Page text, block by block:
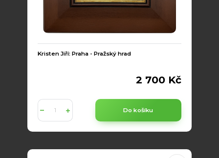
Kristen Jiří: Praha - Pražský hrad
2 700 Kč
Do košíku